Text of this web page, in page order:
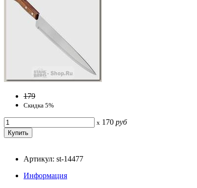
179
Скидка 5%
x 170 руб
Артикул: st-14477
Информация